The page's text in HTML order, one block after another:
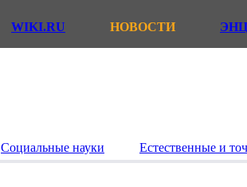
WIKI.RU НОВОСТИ
Социальные науки Естественные и